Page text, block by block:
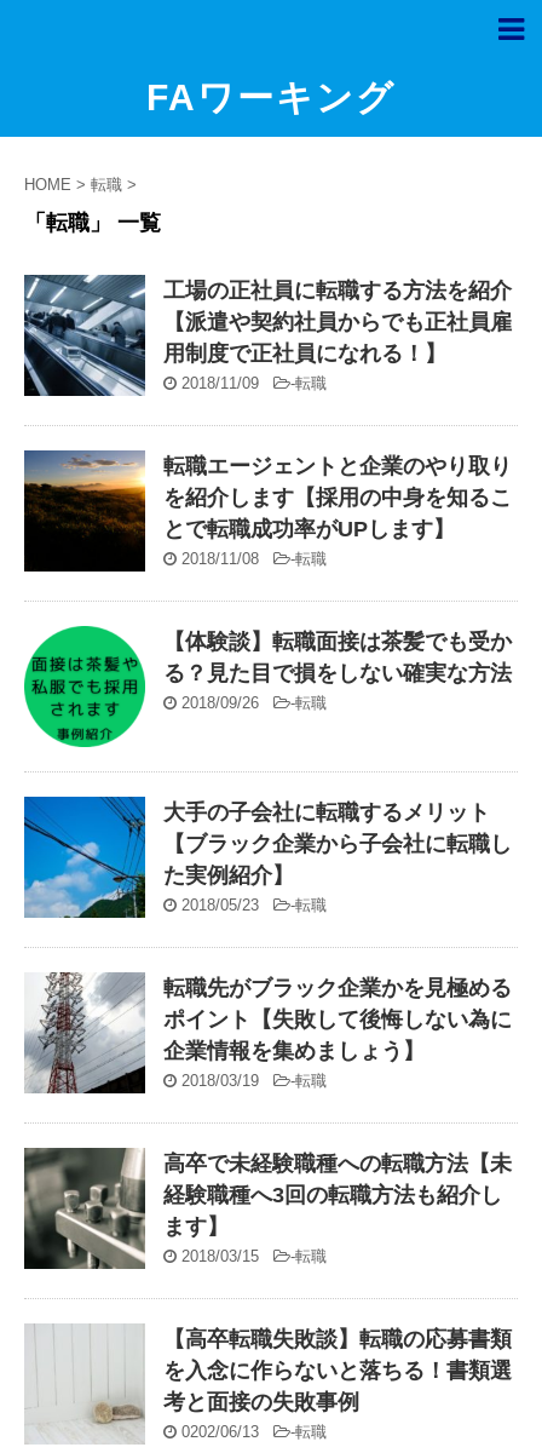
FAワーキング
HOME > 転職 >
「転職」 一覧
工場の正社員に転職する方法を紹介
【派遣や契約社員からでも正社員雇
用制度で正社員になれる！】
2018/11/09 -転職
転職エージェントと企業のやり取り
を紹介します【採用の中身を知るこ
とで転職成功率がUPします】
2018/11/08 -転職
【体験談】転職面接は茶髪でも受か
る？見た目で損をしない確実な方法
2018/09/26 -転職
大手の子会社に転職するメリット
【ブラック企業から子会社に転職し
た実例紹介】
2018/05/23 -転職
転職先がブラック企業かを見極める
ポイント【失敗して後悔しない為に
企業情報を集めましょう】
2018/03/19 -転職
高卒で未経験職種への転職方法【未
経験職種へ3回の転職方法も紹介し
ます】
2018/03/15 -転職
【高卒転職失敗談】転職の応募書類
を入念に作らないと落ちる！書類選
考と面接の失敗事例
0202/06/13 -転職